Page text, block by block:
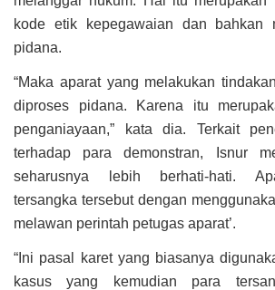
kode etik kepegawaian dan bahkan
pidana.
“Maka aparat yang melakukan
diproses pidana. Karena itu
penganiayaan,” kata dia. Terkait
terhadap para demonstran, Isnur
seharusnya lebih berhati-hati.
tersangka tersebut dengan
melawan perintah petugas aparat’.
“Ini pasal karet yang biasanya
kasus yang kemudian para